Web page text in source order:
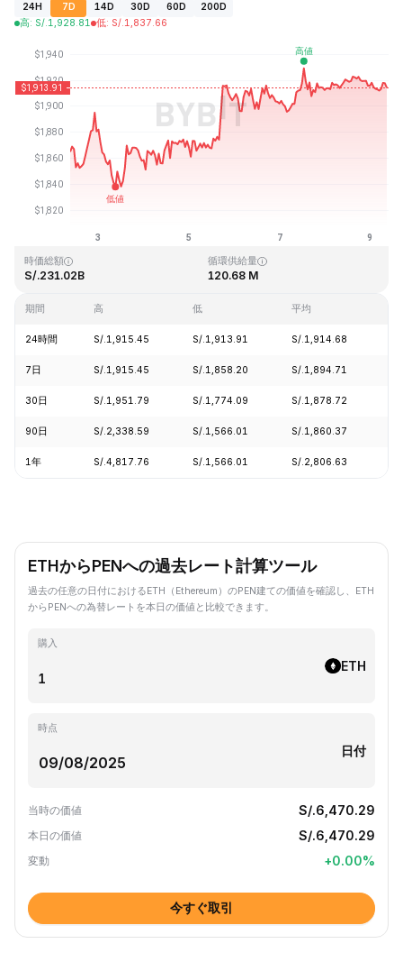
24H 7D 14D 30D 60D
200D
高: S/. 1,928.81 低: S/. 1,837.66
最終更新日時：2026-08-09、08:55 GMT+0
時価総額
S/.231.02B
循環供給量
120.68 M
期間 高 低 平均
24時間 S/.1,915.45 S/.1,913.91 S/.1,914.68
7日 S/.1,915.45 S/.1,858.20 S/.1,894.71
30日 S/.1,951.79 S/.1,774.09 S/.1,878.72
90日 S/.2,338.59 S/.1,566.01 S/.1,860.37
1年 S/.4,817.76 S/.1,566.01 S/.2,806.63
ETHからPENへの過去レート計算ツール
過去の任意の日付におけるETH（Ethereum）のPEN建ての価値を確認し、ETH
からPENへの為替レートを本日の価値と比較できます。
購入
ETH
時点
日付
当時の価値 S/.6,470.29
本日の価値 S/.6,470.29
変動 +0.00%
今すぐ取引